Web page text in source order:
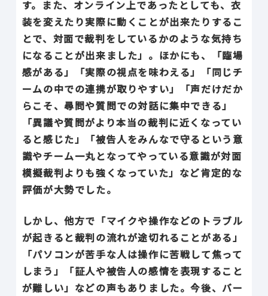
す。また、オンライン上であったとしても、衣
装を変えたり実際に動くことが出来たりするこ
とで、対面で裁判をしているかのような気持ち
になることが出来ました」。ほかにも、「臨場
感がある」「実際の視点を味わえる」「同じチ
ームの中での連携が取りやすい」「声だけだか
らこそ、尋問や質問での対話に集中できる」
「異議や質問がより本当の裁判に近くなってい
ると感じた」「被告人をみんなで守るという意
識やチーム一丸となってやっている意識が対面
模擬裁判よりも強くなっていた」など肯定的な
評価が大勢でした。
しかし、他方で「マイクや操作などのトラブル
が起きると裁判の流れが途切れることがある」
「パソコンが苦手な人は操作に苦戦して焦って
しまう」「証人や被告人の感情を表現すること
が難しい」などの声もありました。今後、バー